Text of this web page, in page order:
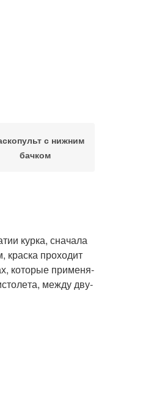
с нижним
бачком
кур­ка, сна­ча­ла
крас­ка про­хо­дит
кото­рые при­ме­ня­
меж­ду дву­